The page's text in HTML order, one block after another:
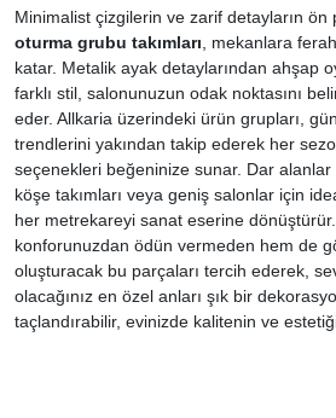
Minimalist çizgilerin ve zarif detayların
oturma grubu takımları , mekanlara
katar. Metalik ayak detaylarından ahşap
farklı stil, salonunuzun odak noktasını
eder. Allkaria üzerindeki ürün grupları,
trendlerini yakından takip ederek her
seçenekleri beğeninize sunar. Dar
köşe takımları veya geniş salonlar için
her metrekareyi sanat eserine
konforunuzdan ödün vermeden hem de
oluşturacak bu parçaları tercih ederek,
olacağınız en özel anları şık bir
taçlandırabilir, evinizde kalitenin ve